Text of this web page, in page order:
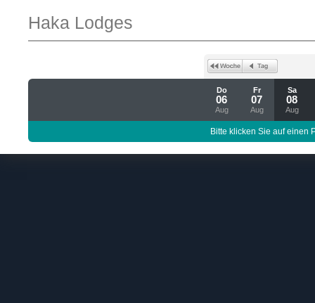
Haka Lodges
Do
06
Aug
Fr
07
Aug
Sa
08
Aug
Bitte klicken Sie auf einen